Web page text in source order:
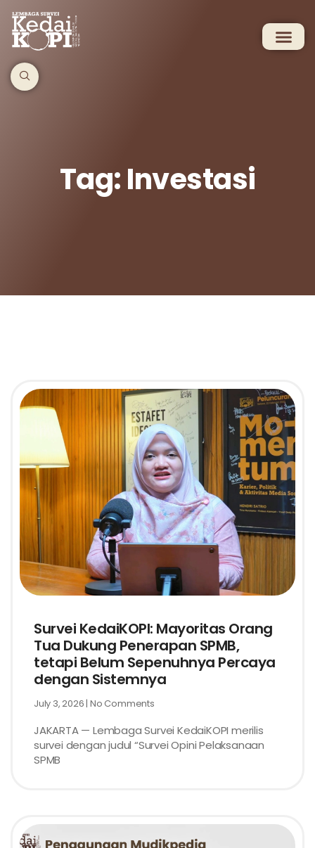
Tag: Investasi
Survei KedaiKOPI: Mayoritas Orang
Tua Dukung Penerapan SPMB,
tetapi Belum Sepenuhnya Percaya
dengan Sistemnya
July 3, 2026 No Comments
JAKARTA — Lembaga Survei KedaiKOPI merilis
survei dengan judul “Survei Opini Pelaksanaan
SPMB